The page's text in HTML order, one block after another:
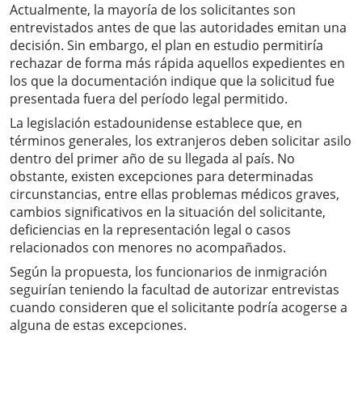
Actualmente, la mayoría de los solicitantes son
entrevistados antes de que las autoridades emitan una
decisión. Sin embargo, el plan en estudio permitiría
rechazar de forma más rápida aquellos expedientes en
los que la documentación indique que la solicitud fue
presentada fuera del período legal permitido.
La legislación estadounidense establece que, en
términos generales, los extranjeros deben solicitar asilo
dentro del primer año de su llegada al país. No
obstante, existen excepciones para determinadas
circunstancias, entre ellas problemas médicos graves,
cambios significativos en la situación del solicitante,
deficiencias en la representación legal o casos
relacionados con menores no acompañados.
Según la propuesta, los funcionarios de inmigración
seguirían teniendo la facultad de autorizar entrevistas
cuando consideren que el solicitante podría acogerse a
alguna de estas excepciones.